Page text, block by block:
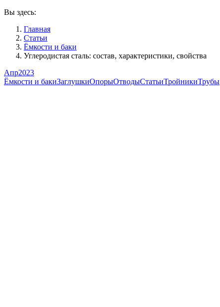
Вы здесь:
Главная
Статьи
Ёмкости и баки
Углеродистая сталь: состав, характеристики, свойства
Апр2023
Ёмкости и бакиЗаглушкиОпорыОтводыСтатьиТройникиТрубы